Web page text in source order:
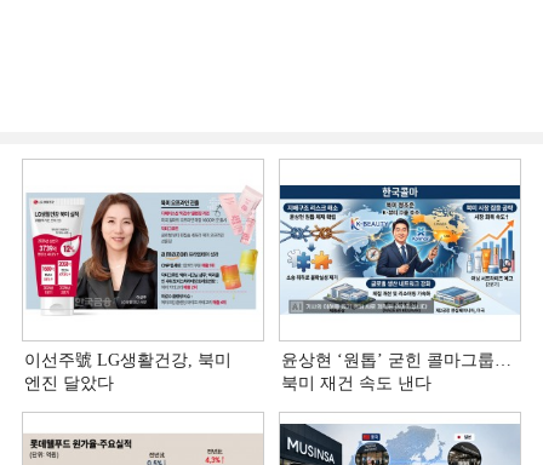
이선주號 LG생활건강, 북미
엔진 달았다
윤상현 ‘원톱ʼ 굳힌 콜마그룹…
북미 재건 속도 낸다